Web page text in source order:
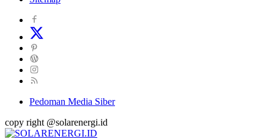
Pedoman Media Siber
copy right @solarenergi.id